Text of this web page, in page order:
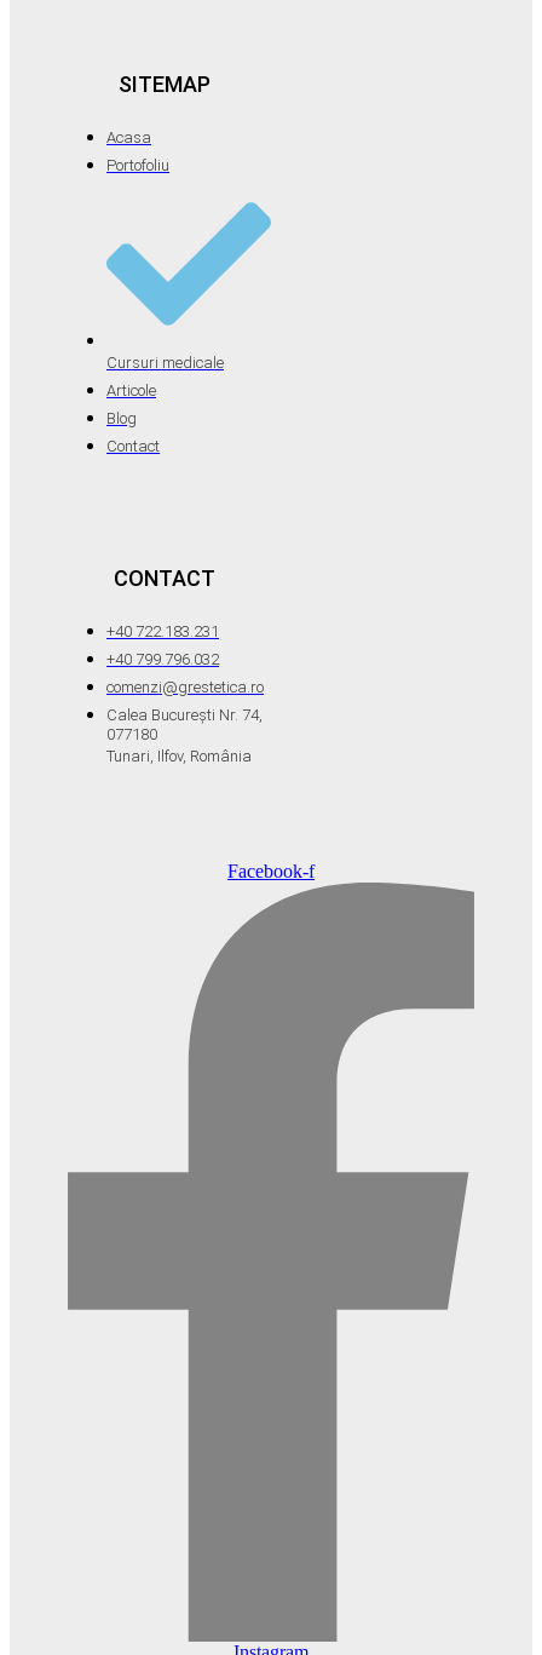
SITEMAP
Acasa
Portofoliu
Cursuri medicale
Articole
Blog
Contact
CONTACT
+40 722.183.231
+40 799.796.032
comenzi@grestetica.ro
Calea București Nr. 74,
077180
Tunari, Ilfov, România
Facebook-f